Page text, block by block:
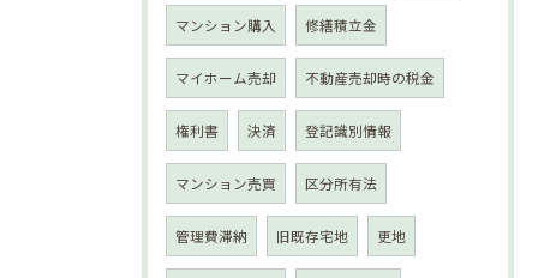
マンション購入 修繕積立金
マイホーム売却 不動産売却時の税金
権利書 決済 登記識別情報
マンション売買 区分所有法
管理費滞納 旧既存宅地 更地